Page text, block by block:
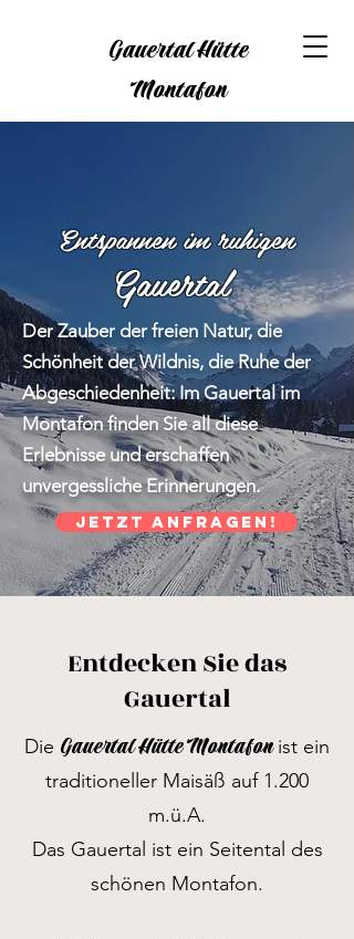
Gauertal Hütte
Montafon
Entspannen imruhigen
Gauertal
Der Zauber der freien Natur, die
Schönheit der Wildnis, die Ruhe der
Abgeschiedenheit: Im Gauertal im
Montafon finden Sie all diese
Erlebnisse und erschaffen
unvergessliche Erinnerungen.
Jetzt anfragen!
Entdecken Sie das
Gauertal
Die Gauertal Hütte Montafonist ein
traditioneller Maisäß auf 1.200
m.ü.A.
Das Gauertal ist ein Seitental des
schönen Montafon.